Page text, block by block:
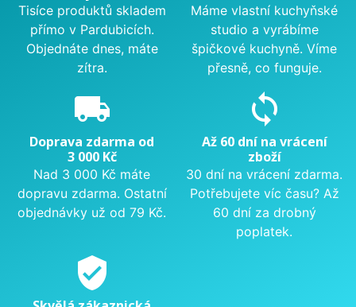
Tisíce produktů skladem
přímo v Pardubicích.
Objednáte dnes, máte
zítra.
Máme vlastní kuchyňské
studio a vyrábíme
špičkové kuchyně. Víme
přesně, co funguje.
local_shipping
Doprava zdarma od
3 000 Kč
Nad 3 000 Kč máte
dopravu zdarma. Ostatní
objednávky už od 79 Kč.
sync
Až 60 dní na vrácení
zboží
30 dní na vrácení zdarma.
Potřebujete víc času? Až
60 dní za drobný
poplatek.
verified_user